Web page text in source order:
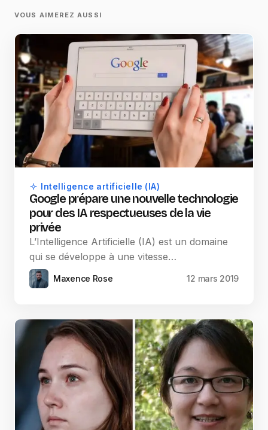
VOUS AIMEREZ AUSSI
Intelligence artificielle (IA)
Google prépare une nouvelle technologie
pour des IA respectueuses de la vie
privée
L’Intelligence Artificielle (IA) est un domaine
qui se développe à une vitesse…
Maxence Rose 12 mars 2019